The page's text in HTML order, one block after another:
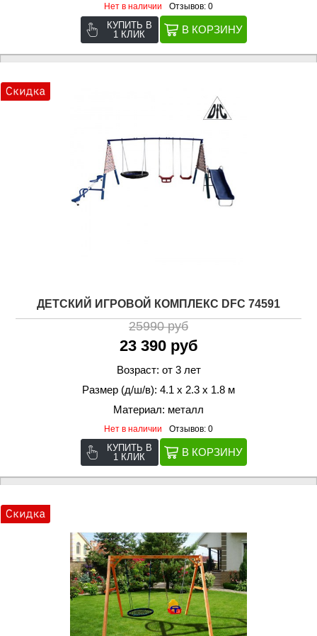
Нет в наличии Отзывов: 0
КУПИТЬ В
1 КЛИК
ДЕТСКИЙ ИГРОВОЙ КОМПЛЕКС DFC 74591
25990 руб
23 390 руб
Возраст: от 3 лет
Размер (д/ш/в): 4.1 х 2.3 х 1.8 м
Материал: металл
Нет в наличии Отзывов: 0
КУПИТЬ В
1 КЛИК